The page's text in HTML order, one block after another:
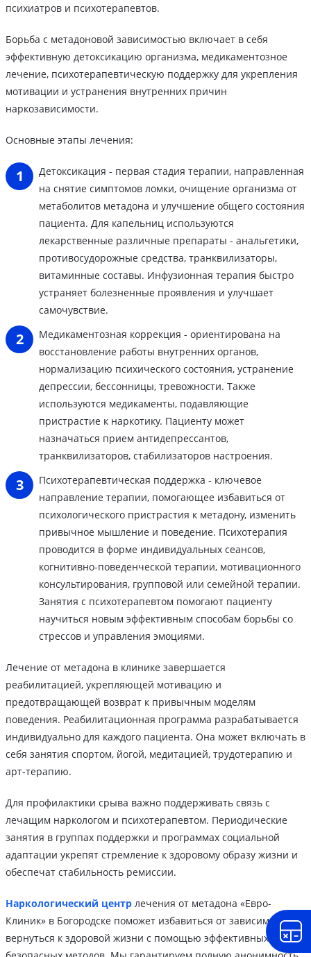
психиатров и психотерапевтов.
Борьба с метадоновой зависимостью включает в себя
эффективную детоксикацию организма, медикаментозное
лечение, психотерапевтическую поддержку для укрепления
мотивации и устранения внутренних причин
наркозависимости.
Основные этапы лечения:
Детоксикация - первая стадия терапии, направленная
на снятие симптомов ломки, очищение организма от
метаболитов метадона и улучшение общего состояния
пациента. Для капельниц используются
лекарственные различные препараты - анальгетики,
противосудорожные средства, транквилизаторы,
витаминные составы. Инфузионная терапия быстро
устраняет болезненные проявления и улучшает
самочувствие.
Медикаментозная коррекция - ориентирована на
восстановление работы внутренних органов,
нормализацию психического состояния, устранение
депрессии, бессонницы, тревожности. Также
используются медикаменты, подавляющие
пристрастие к наркотику. Пациенту может
назначаться прием антидепрессантов,
транквилизаторов, стабилизаторов настроения.
Психотерапевтическая поддержка - ключевое
направление терапии, помогающее избавиться от
психологического пристрастия к метадону, изменить
привычное мышление и поведение. Психотерапия
проводится в форме индивидуальных сеансов,
когнитивно-поведенческой терапии, мотивационного
консультирования, групповой или семейной терапии.
Занятия с психотерапевтом помогают пациенту
научиться новым эффективным способам борьбы со
стрессов и управления эмоциями.
Лечение от метадона в клинике завершается
реабилитацией, укрепляющей мотивацию и
предотвращающей возврат к привычным моделям
поведения. Реабилитационная программа разрабатывается
индивидуально для каждого пациента. Она может включать в
себя занятия спортом, йогой, медитацией, трудотерапию и
арт-терапию.
Для профилактики срыва важно поддерживать связь с
лечащим наркологом и психотерапевтом. Периодические
занятия в группах поддержки и программах социальной
адаптации укрепят стремление к здоровому образу жизни и
обеспечат стабильность ремиссии.
Наркологический центр лечения от метадона «Евро-
Клиник» в Богородске поможет избавиться от зависимости и
вернуться к здоровой жизни с помощью эффективных и